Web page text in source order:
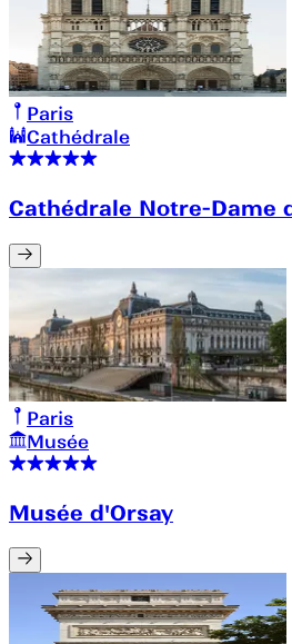
Paris
Cathédrale
Cathédrale Notre-Dame
Paris
Musée
Musée d'Orsay